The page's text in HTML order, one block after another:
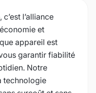
, c’est l’alliance
et
appareil est
garantir fiabilité
Notre
technologie